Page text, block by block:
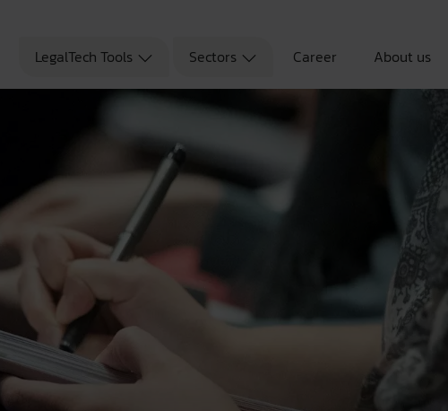
LegalTech Tools Sectors Career About us